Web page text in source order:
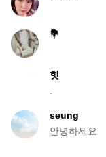
💐
힛
seung
안녕하세요